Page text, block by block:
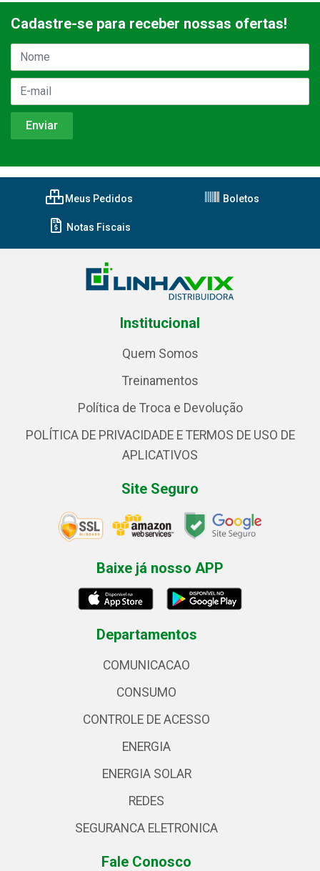
Cadastre-se para receber nossas ofertas!
Meus Pedidos Boletos
Notas Fiscais
Institucional
Quem Somos
Treinamentos
Política de Troca e Devolução
POLÍTICA DE PRIVACIDADE E TERMOS DE USO DE
APLICATIVOS
Site Seguro
Baixe já nosso APP
Departamentos
COMUNICACAO
CONSUMO
CONTROLE DE ACESSO
ENERGIA
ENERGIA SOLAR
REDES
SEGURANCA ELETRONICA
Fale Conosco